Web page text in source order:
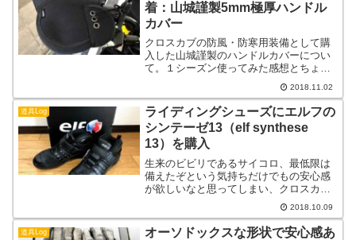
着：山城謹製5mm極厚ハンドル
カバー
クロスカブの防風・防寒用装備として購
入した山城謹製のハンドルカバーについ
て。１シーズン使ってみた感想とちょっ
2018.11.02
道具Log
ライディングシューズにエルフの
シンテーゼ13（elf synthese
13）を購入
生来のビビリであるサイコロ、最低限は
備えたぞという気持ちだけでもの安心感
が欲しいなと思ってしまい、クロスカブ
用ライディングシューズにエルフ（elf）
のシンテーゼ13（synthese 13）を購入し
ました。
2018.10.09
道具Log
オーソドックスな形状で安心感あ